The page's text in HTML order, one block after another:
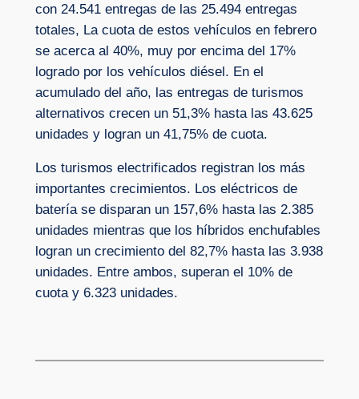
con 24.541 entregas de las 25.494 entregas
totales, La cuota de estos vehículos en febrero
se acerca al 40%, muy por encima del 17%
logrado por los vehículos diésel. En el
acumulado del año, las entregas de turismos
alternativos crecen un 51,3% hasta las 43.625
unidades y logran un 41,75% de cuota.
Los turismos electrificados registran los más
importantes crecimientos. Los eléctricos de
batería se disparan un 157,6% hasta las 2.385
unidades mientras que los híbridos enchufables
logran un crecimiento del 82,7% hasta las 3.938
unidades. Entre ambos, superan el 10% de
cuota y 6.323 unidades.